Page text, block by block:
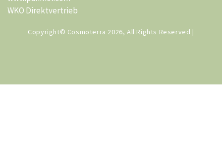
WKO Direktvertrieb
Copyright© Cosmoterra 2026, All Rights Reserved |